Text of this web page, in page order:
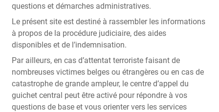
questions et démarches administratives.
Le présent site est destiné à rassembler les informations
à propos de la procédure judiciaire, des aides
disponibles et de l’indemnisation.
Par ailleurs, en cas d’attentat terroriste faisant de
nombreuses victimes belges ou étrangères ou en cas de
catastrophe de grande ampleur, le centre d’appel du
guichet central peut être activé pour répondre à vos
questions de base et vous orienter vers les services